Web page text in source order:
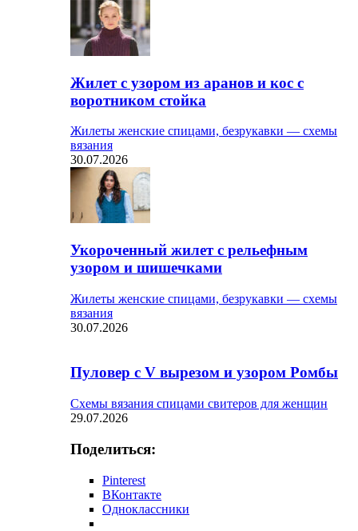
Жилет с узором из аранов и кос с
воротником стойка
Жилеты женские спицами, безрукавки — схемы
вязания
30.07.2026
Укороченный жилет с рельефным
узором и шишечками
Жилеты женские спицами, безрукавки — схемы
вязания
30.07.2026
Пуловер с V вырезом и узором Ромбы
Схемы вязания спицами свитеров для женщин
29.07.2026
Поделиться:
Pinterest
ВКонтакте
Одноклассники